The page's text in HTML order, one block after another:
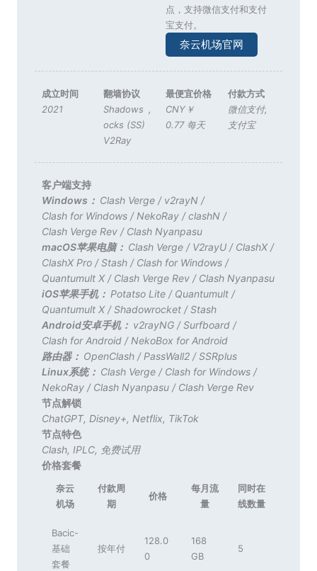
点，支持微信支付和支付
宝支付。
奈云机场官网
成立时间
2021
翻墙协议
Shadows
ocks (SS)
,
V2Ray
最便宜价格
CNY￥
0.77 每天
付款方式
微信支付,
支付宝
客户端支持
Windows： Clash Verge/ v2rayN/
Clash for Windows/ NekoRay/clashN/
Clash Verge Rev/ Clash Nyanpasu
macOS苹果电脑： Clash Verge/ V2rayU/ ClashX/
ClashX Pro/Stash/ Clash for Windows/
Quantumult X/ Clash Verge Rev/ Clash Nyanpasu
iOS苹果手机： Potatso Lite/ Quantumult/
Quantumult X/Shadowrocket/Stash
Android安卓手机： v2rayNG/Surfboard/
Clash for Android/ NekoBox for Android
路由器： OpenClash/ PassWall2/SSRplus
Linux系统： Clash Verge/ Clash for Windows/
NekoRay/ Clash Nyanpasu/ Clash Verge Rev
节点解锁
ChatGPT, Disney+, Netflix, TikTok
节点特色
Clash, IPLC, 免费试用
价格套餐
奈云
机场
付款周
期
价格
每月流
量
同时在
线数量
Bacic-
基础
套餐
按年付
128.0
0
168
GB
5